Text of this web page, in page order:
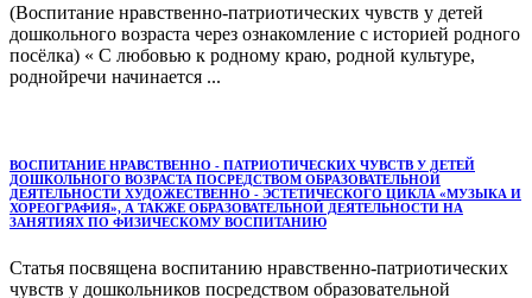
(Воспитание нравственно-патриотических чувств у детей
дошкольного возраста через ознакомление с историей родного
посёлка) « С любовью к родному краю, родной культуре,
роднойречи начинается ...
ВОСПИТАНИЕ НРАВСТВЕННО - ПАТРИОТИЧЕСКИХ ЧУВСТВ У ДЕТЕЙ
ДОШКОЛЬНОГО ВОЗРАСТА ПОСРЕДСТВОМ ОБРАЗОВАТЕЛЬНОЙ
ДЕЯТЕЛЬНОСТИ ХУДОЖЕСТВЕННО - ЭСТЕТИЧЕСКОГО ЦИКЛА «МУЗЫКА И
ХОРЕОГРАФИЯ», А ТАКЖЕ ОБРАЗОВАТЕЛЬНОЙ ДЕЯТЕЛЬНОСТИ НА
ЗАНЯТИЯХ ПО ФИЗИЧЕСКОМУ ВОСПИТАНИЮ
Статья посвящена воспитанию нравственно-патриотических
чувств у дошкольников посредством образовательной